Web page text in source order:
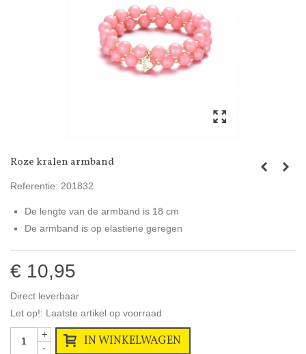
Roze kralen armband
Referentie: 201832
De lengte van de armband is 18 cm
De armband is op elastiene geregen
€ 10,95
Direct leverbaar
Let op!: Laatste artikel op voorraad
-
+ IN WINKELWAGEN